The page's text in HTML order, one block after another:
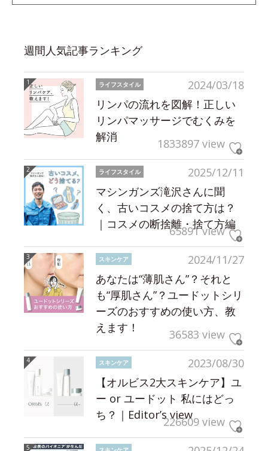
週間人気記事ランキング
2024/03/18
ライフスタイル
リンパの流れを図解！正しい
リンパマッサージでむくみを
解消
1833897 view
2025/12/11
ライフスタイル
マシンガンズ滝沢さんに聞
く、古いコスメの捨て方は？
｜コスメの断捨離・捨て方編
65891 view
2024/11/27
スキンケア
あなたは“薄肌さん”？それと
も“厚肌さん”？ユードットシリ
ーズのおすすめの使い方、教
えます！
36583 view
2023/08/30
スキンケア
【オルビス2大スキンケア】ユ
ー or ユードット 私にはどっ
ち？｜Editor’s view226609 view